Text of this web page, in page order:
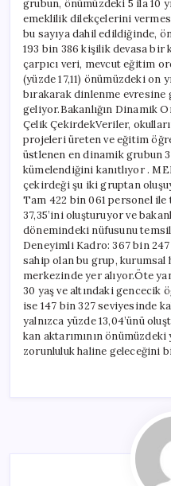
grubun, önümüzdeki 5 ila 10
emeklilik dilekçelerini
bu sayıya dahil edildiğinde,
193 bin 386 kişilik devasa bir
çarpıcı veri, mevcut eğitim
(yüzde 17,11) önümüzdeki
bırakarak dinlenme evresine
geliyor.Bakanlığın Dinamik
Çelik ÇekirdekVeriler,
projeleri üreten ve eğitim
üstlenen en dinamik grubun
kümelendiğini kanıtlıyor .
çekirdeği şu iki gruptan
Tam 422 bin 061 personel
37,35’ini oluşturuyor ve
dönemindeki nüfusunu temsil
Deneyimli Kadro: 367 bin
sahip olan bu grup, kurumsal
merkezinde yer alıyor.Öte
30 yaş ve altındaki gencecik
ise 147 bin 327 seviyesinde
yalnızca yüzde 13,04’ünü
kan aktarımının
zorunluluk haline geleceğini